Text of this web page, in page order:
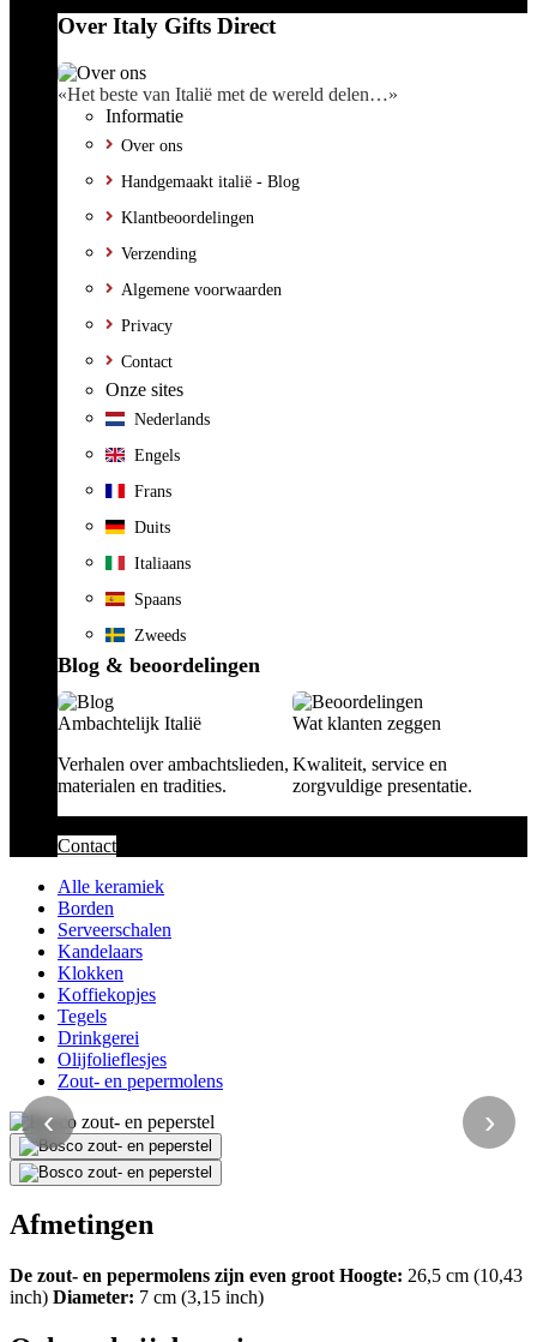
Over Italy Gifts Direct
«Het beste van Italië met de wereld delen…»
Informatie
Over ons
Handgemaakt italië - Blog
Klantbeoordelingen
Verzending
Algemene voorwaarden
Privacy
Contact
Onze sites
Nederlands
Engels
Frans
Duits
Italiaans
Spaans
Zweeds
Blog & beoordelingen
Ambachtelijk Italië
Verhalen over ambachtslieden,
materialen en tradities.
Wat klanten zeggen
Kwaliteit, service en
zorgvuldige presentatie.
Contact
Alle keramiek
Borden
Serveerschalen
Kandelaars
Klokken
Koffiekopjes
Tegels
Drinkgerei
Olijfolieflesjes
Zout- en pepermolens
‹ ›
Afmetingen
De zout- en pepermolens zijn even groot Hoogte: 26,5 cm (10,43
inch) Diameter: 7 cm (3,15 inch)